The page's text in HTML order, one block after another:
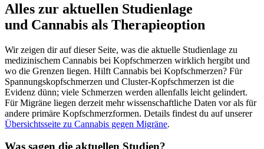
Alles zur aktuellen Studienlage
und Cannabis als Therapieoption
Wir zeigen dir auf dieser Seite, was die aktuelle Studienlage zu
medizinischem Cannabis bei Kopfschmerzen wirklich hergibt und
wo die Grenzen liegen. Hilft Cannabis bei Kopfschmerzen? Für
Spannungskopfschmerzen und Cluster-Kopfschmerzen ist die
Evidenz dünn; viele Schmerzen werden allenfalls leicht gelindert.
Für Migräne liegen derzeit mehr wissenschaftliche Daten vor als für
andere primäre Kopfschmerzformen. Details findest du auf unserer
Übersichtsseite zu Cannabis gegen Migräne.